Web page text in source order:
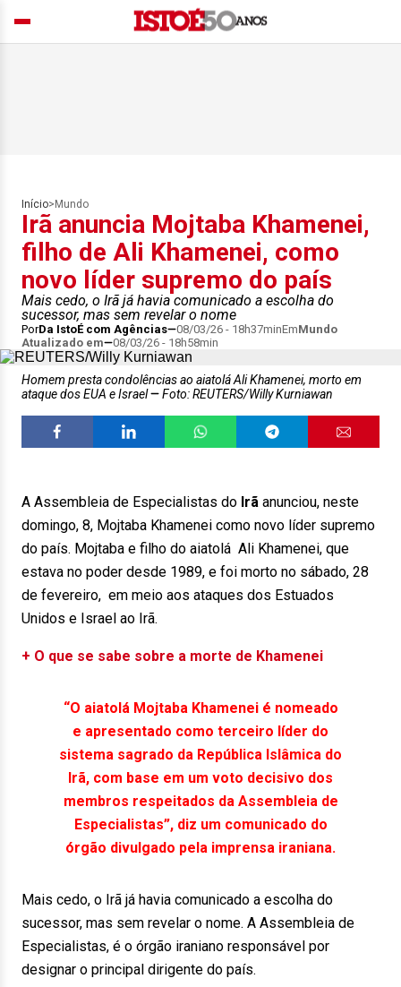
Início> Mundo
Irã anuncia Mojtaba Khamenei,
filho de Ali Khamenei, como
novo líder supremo do país
Mais cedo, o Irã já havia comunicado a escolha do
sucessor, mas sem revelar o nome
PorDa IstoÉ com Agências 08/03/26 - 18h37minEmMundo
Atualizado em
08/03/26 - 18h58min
Homem presta condolências ao aiatolá Ali Khamenei, morto em
ataque dos EUA e Israel
Foto: REUTERS/Willy Kurniawan
A Assembleia de Especialistas do Irã anunciou, neste
domingo, 8, Mojtaba Khamenei como novo líder supremo
do país. Mojtaba e filho do aiatolá Ali Khamenei, que
estava no poder desde 1989, e foi morto no sábado, 28
de fevereiro, em meio aos ataques dos Estuados
Unidos e Israel ao Irã.
+ O que se sabe sobre a morte de Khamenei
“O aiatolá Mojtaba Khamenei é nomeado
e apresentado como terceiro líder do
sistema sagrado da República Islâmica do
Irã, com base em um voto decisivo dos
membros respeitados da Assembleia de
Especialistas”, diz um comunicado do
órgão divulgado pela imprensa iraniana.
Mais cedo, o Irã já havia comunicado a escolha do
sucessor, mas sem revelar o nome. A Assembleia de
Especialistas, é o órgão iraniano responsável por
designar o principal dirigente do país.